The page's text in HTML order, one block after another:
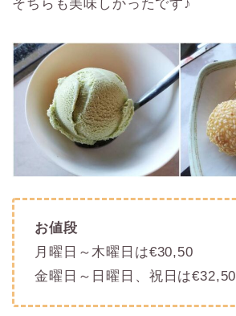
そちらも美味しかったです♪
お値段
月曜日～木曜日は€30,50
金曜日～日曜日、祝日は€32,50